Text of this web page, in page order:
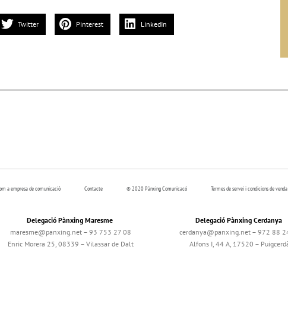
Twitter Pinterest LinkedIn
a empresa de comunicació Contacte © 2020 Pànxing Comunicacó Termes de servei i condicions de venda
Delegació Pànxing Maresme
maresme@panxing.net – 93 753 27 08
Enric Morera 25, 08339 – Vilassar de Dalt
Delegació Pànxing Cerdanya
cerdanya@panxing.net – 972 88
Alfons I, 44 A, 17520 –